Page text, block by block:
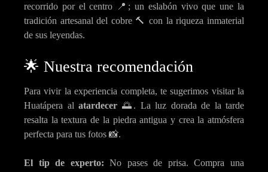
recorrido por el centro 📍; un eslabón vivo que une la
tradición artesanal del cobre 🔨 con la riqueza inmaterial
de sus leyendas.
🌟 Nuestra recomendación
Para vivir la experiencia completa, te sugerimos visitar la
Huatápera al atardecer 🌅. La luz dorada de la tarde
resalta la textura de la piedra antigua y crea la atmósfera
perfecta para tus fotos 📸.
El tip de experto: No pases de prisa. Compra una